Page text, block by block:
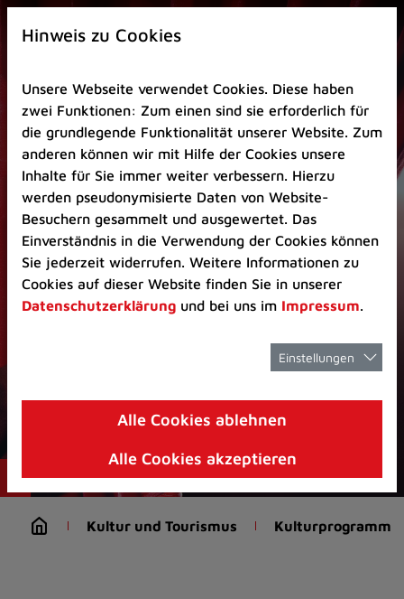
Zur
Startseite
Zum
Seitenanfang
springen
(Schnelltaste
A)
Zur
Navigation/Menü
springen
(Schnelltaste
M)
Zur
8)
Kultur und Tourismus
Kulturprogramm
Hinweis zu Cookies
Unsere Webseite verwendet Cookies. Diese haben
zwei Funktionen: Zum einen sind sie erforderlich für
die grundlegende Funktionalität unserer Website. Zum
anderen können wir mit Hilfe der Cookies unsere
Inhalte für Sie immer weiter verbessern. Hierzu
werden pseudonymisierte Daten von Website-
Besuchern gesammelt und ausgewertet. Das
Einverständnis in die Verwendung der Cookies können
Sie jederzeit widerrufen. Weitere Informationen zu
Cookies auf dieser Website finden Sie in unserer
Datenschutzerklärung und bei uns im Impressum.
Einstellungen
Alle Cookies ablehnen
Alle Cookies akzeptieren